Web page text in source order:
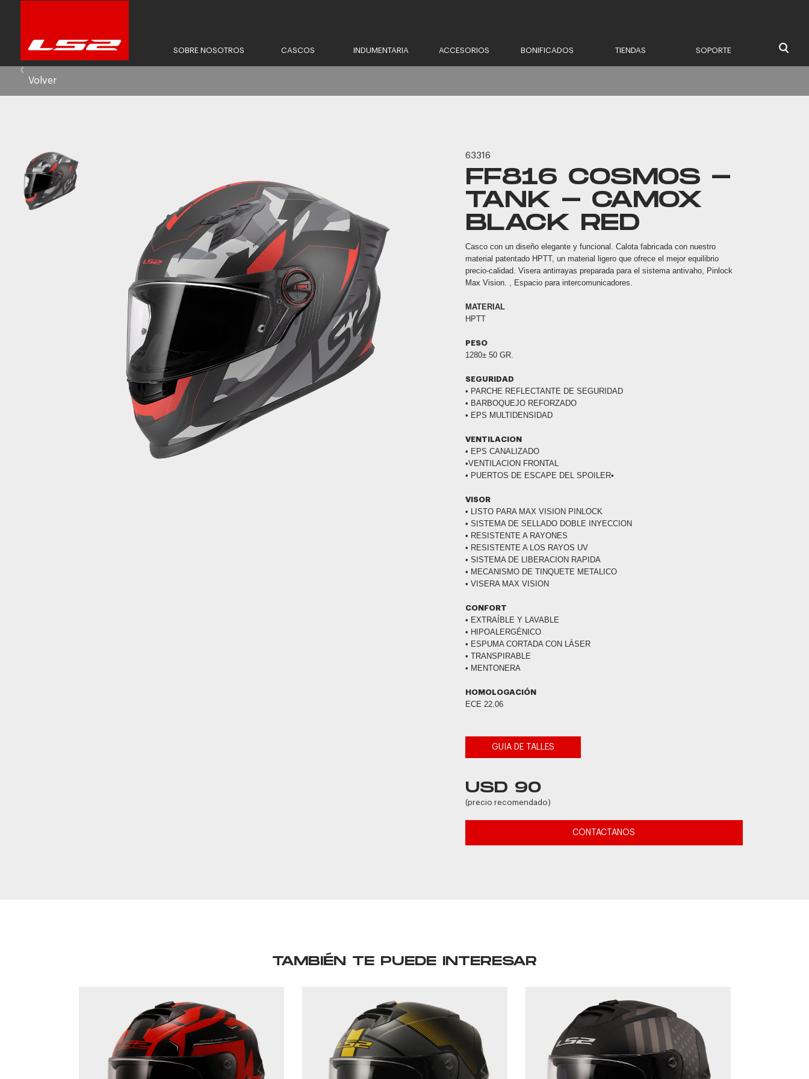
SOBRE NOSOTROS CASCOS INDUMENTARIA ACCESORIOS BONIFICADOS TIENDAS SOPORTE
Volver
63316
FF816 COSMOS -
TANK - CAMOX
BLACK RED
Casco con un diseño elegante y funcional. Calota fabricada con nuestro
material patentado HPTT, un material ligero que ofrece el mejor equilibrio
precio-calidad. Visera antirrayas preparada para el sistema antivaho, Pinlock
Max Vision. , Espacio para intercomunicadores.
MATERIAL
HPTT
PESO
1280± 50 GR.
SEGURIDAD
• PARCHE REFLECTANTE DE SEGURIDAD
• BARBOQUEJO REFORZADO
• EPS MULTIDENSIDAD
VENTILACION
• EPS CANALIZADO
•VENTILACION FRONTAL
• PUERTOS DE ESCAPE DEL SPOILER•
VISOR
• LISTO PARA MAX VISION PINLOCK
• SISTEMA DE SELLADO DOBLE INYECCION
• RESISTENTE A RAYONES
• RESISTENTE A LOS RAYOS UV
• SISTEMA DE LIBERACION RAPIDA
• MECANISMO DE TINQUETE METALICO
• VISERA MAX VISION
CONFORT
• EXTRAÍBLE Y LAVABLE
• HIPOALERGÉNICO
• ESPUMA CORTADA CON LÁSER
• TRANSPIRABLE
• MENTONERA
HOMOLOGACIÓN
ECE 22.06
GUIA DE TALLES
USD 90
(precio recomendado)
CONTACTANOS
TAMBIÉN TE PUEDE INTERESAR